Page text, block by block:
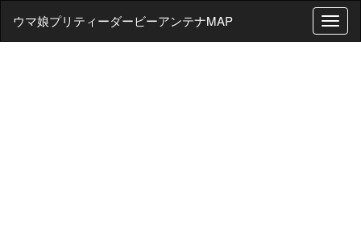
T
o
ウマ娘プリティーダービーアンテナMAP